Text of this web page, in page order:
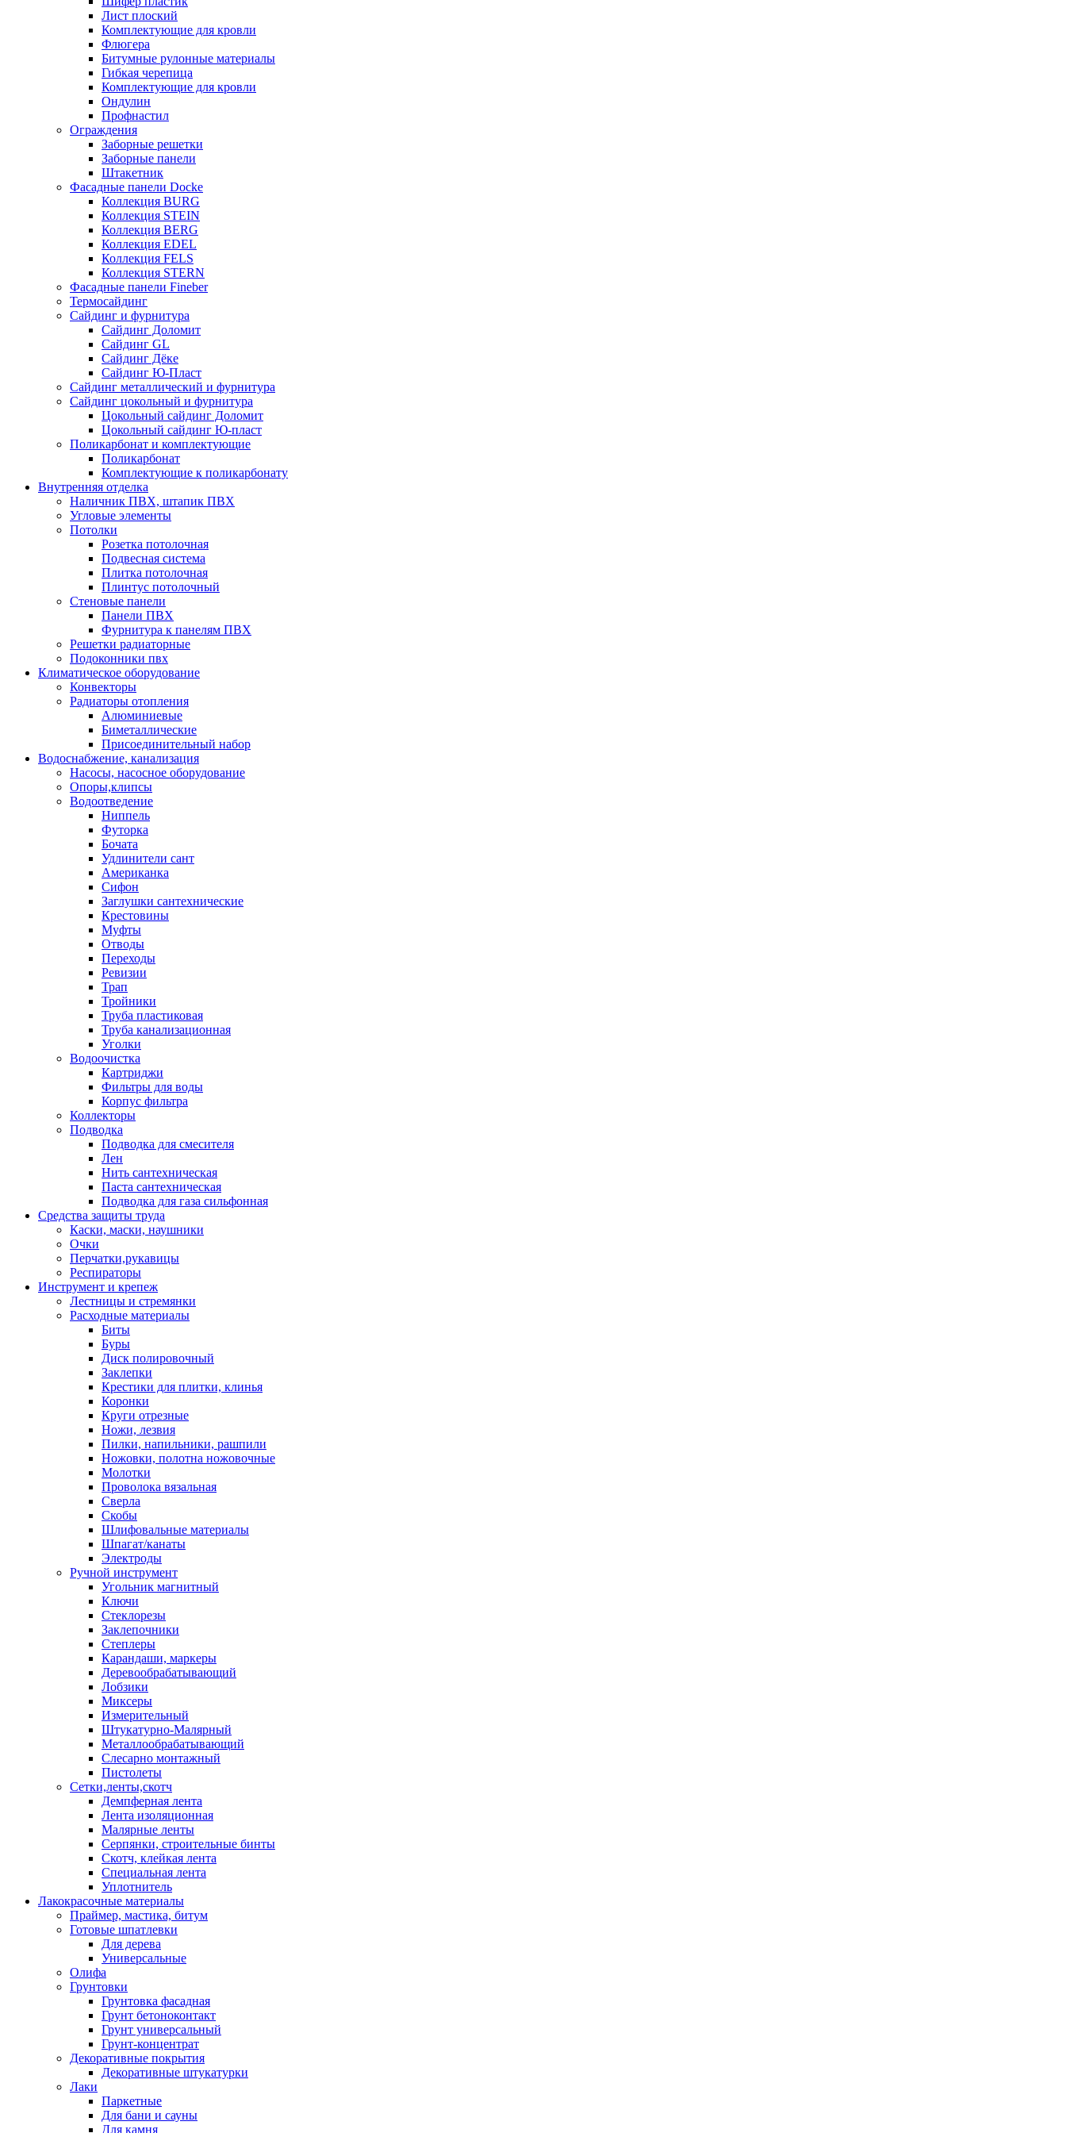
Лист плоский
Комплектующие для кровли
Флюгера
Битумные рулонные материалы
Гибкая черепица
Комплектующие для кровли
Ондулин
Профнастил
Ограждения
Заборные решетки
Заборные панели
Штакетник
Фасадные панели Docke
Коллекция BURG
Коллекция STEIN
Коллекция BERG
Коллекция EDEL
Коллекция FELS
Коллекция STERN
Фасадные панели Fineber
Термосайдинг
Сайдинг и фурнитура
Сайдинг Доломит
Сайдинг GL
Сайдинг Дёке
Сайдинг Ю-Пласт
Сайдинг металлический и фурнитура
Сайдинг цокольный и фурнитура
Цокольный сайдинг Доломит
Цокольный сайдинг Ю-пласт
Поликарбонат и комплектующие
Поликарбонат
Комплектующие к поликарбонату
Внутренняя отделка
Наличник ПВХ, штапик ПВХ
Угловые элементы
Потолки
Розетка потолочная
Подвесная система
Плитка потолочная
Плинтус потолочный
Стеновые панели
Панели ПВХ
Фурнитура к панелям ПВХ
Решетки радиаторные
Подоконники пвх
Климатическое оборудование
Конвекторы
Радиаторы отопления
Алюминиевые
Биметаллические
Присоединительный набор
Водоснабжение, канализация
Насосы, насосное оборудование
Опоры,клипсы
Водоотведение
Ниппель
Футорка
Бочата
Удлинители сант
Американка
Сифон
Заглушки сантехнические
Крестовины
Муфты
Отводы
Переходы
Ревизии
Трап
Тройники
Труба пластиковая
Труба канализационная
Уголки
Водоочистка
Картриджи
Фильтры для воды
Корпус фильтра
Коллекторы
Подводка
Подводка для смесителя
Лен
Нить сантехническая
Паста сантехническая
Подводка для газа сильфонная
Средства защиты труда
Каски, маски, наушники
Очки
Перчатки,рукавицы
Респираторы
Инструмент и крепеж
Лестницы и стремянки
Расходные материалы
Биты
Буры
Диск полировочный
Заклепки
Крестики для плитки, клинья
Коронки
Круги отрезные
Ножи, лезвия
Пилки, напильники, рашпили
Ножовки, полотна ножовочные
Молотки
Проволока вязальная
Сверла
Скобы
Шлифовальные материалы
Шпагат/канаты
Электроды
Ручной инструмент
Угольник магнитный
Ключи
Стеклорезы
Заклепочники
Степлеры
Карандаши, маркеры
Деревообрабатывающий
Лобзики
Миксеры
Измерительный
Штукатурно-Малярный
Металлообрабатывающий
Слесарно монтажный
Пистолеты
Сетки,ленты,скотч
Демпферная лента
Лента изоляционная
Малярные ленты
Серпянки, строительные бинты
Скотч, клейкая лента
Специальная лента
Уплотнитель
Лакокрасочные материалы
Праймер, мастика, битум
Готовые шпатлевки
Для дерева
Универсальные
Олифа
Грунтовки
Грунтовка фасадная
Грунт бетоноконтакт
Грунт универсальный
Грунт-концентрат
Декоративные покрытия
Декоративные штукатурки
Лаки
Паркетные
Для бани и сауны
Для камня